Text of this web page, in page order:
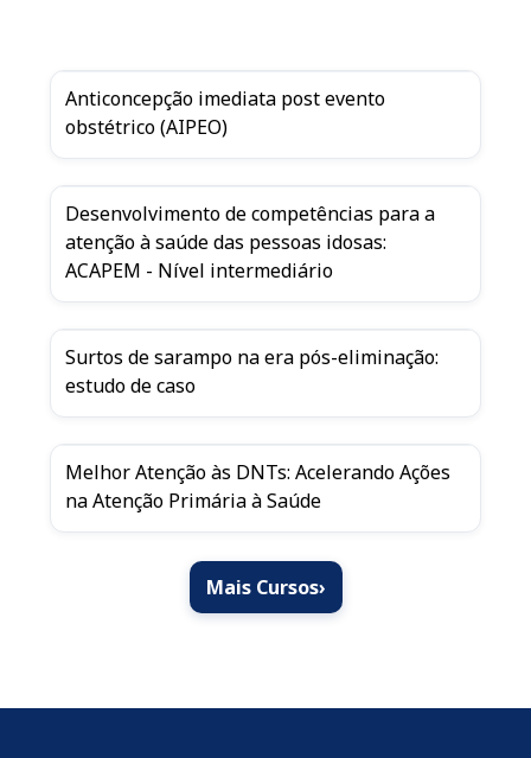
Anticoncepção imediata post evento
obstétrico (AIPEO)
Desenvolvimento de competências para a
atenção à saúde das pessoas idosas:
ACAPEM - Nível intermediário
Surtos de sarampo na era pós-eliminação:
estudo de caso
Melhor Atenção às DNTs: Acelerando Ações
na Atenção Primária à Saúde
Mais Cursos›